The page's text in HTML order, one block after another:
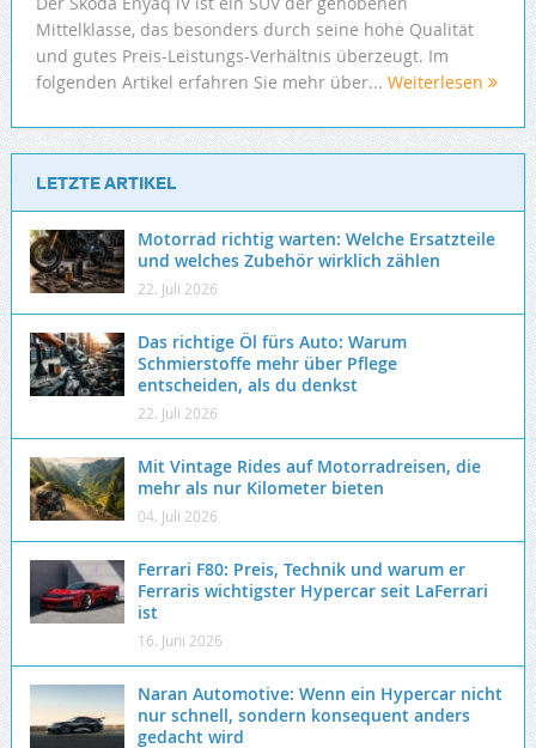
Mittelklasse, das besonders durch seine hohe Qualität
und gutes Preis-Leistungs-Verhältnis überzeugt. Im
folgenden Artikel erfahren Sie mehr über... Weiterlesen
LETZTE ARTIKEL
Motorrad richtig warten: Welche Ersatzteile
und welches Zubehör wirklich zählen
22. Juli 2026
Das richtige Öl fürs Auto: Warum
Schmierstoffe mehr über Pflege
entscheiden, als du denkst
22. Juli 2026
Mit Vintage Rides auf Motorradreisen, die
mehr als nur Kilometer bieten
04. Juli 2026
Ferrari F80: Preis, Technik und warum er
Ferraris wichtigster Hypercar seit LaFerrari
ist
16. Juni 2026
Naran Automotive: Wenn ein Hypercar nicht
nur schnell, sondern konsequent anders
gedacht wird